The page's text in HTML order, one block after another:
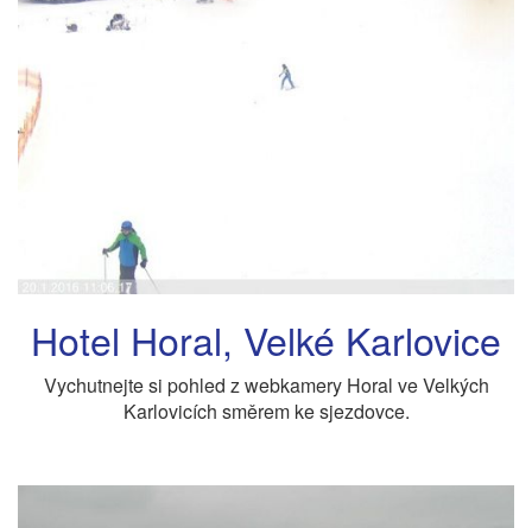
Hotel Horal, Velké Karlovice
Vychutnejte si pohled z webkamery Horal ve Velkých
Karlovicích směrem ke sjezdovce.